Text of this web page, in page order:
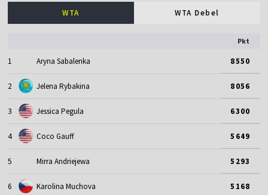
WTA WTA Debel
Pkt
1 Aryna Sabalenka 8550
2 Jelena Rybakina 8056
3 Jessica Pegula 6300
4 Coco Gauff 5649
5 Mirra Andriejewa 5293
6 Karolina Muchova 5168